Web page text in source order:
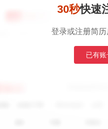
30秒快速
登录或注册简
已有